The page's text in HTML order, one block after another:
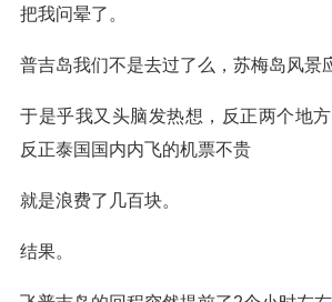
把我问晕了。
普吉岛我们不是去过了么，苏梅岛风景
于是乎我又头脑发热想，反正两个地
反正泰国国内内飞的机票不贵
就是浪费了几百块。
结果。